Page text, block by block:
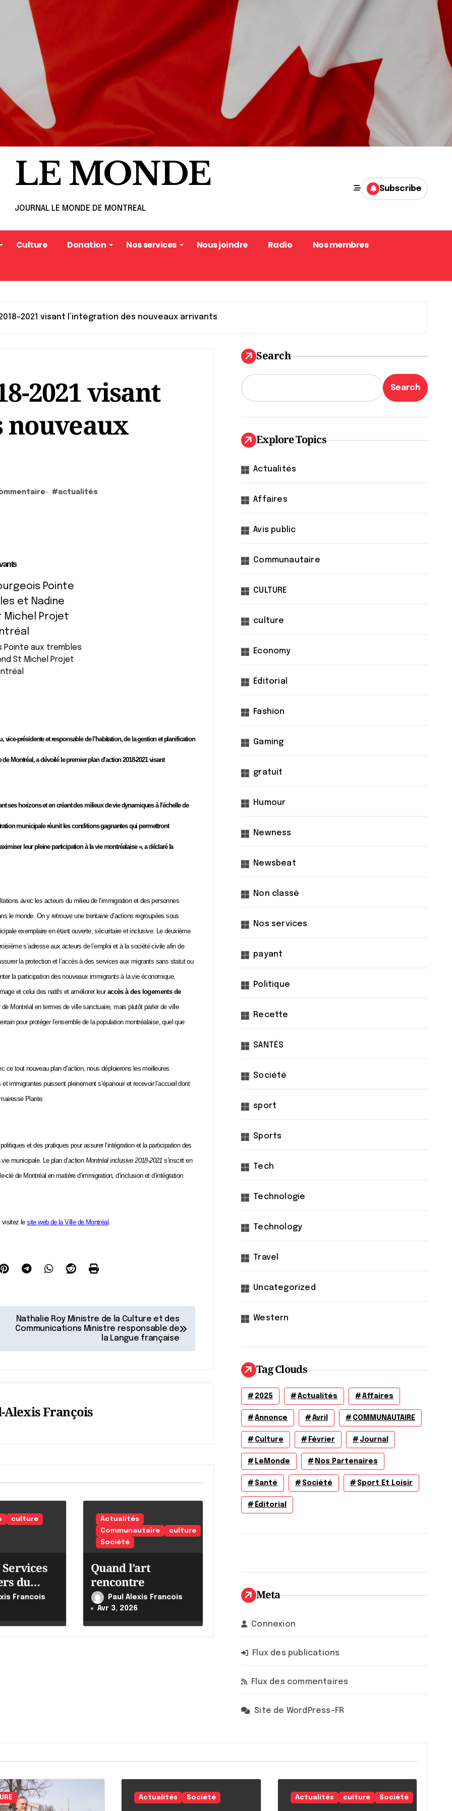
LE MONDE
JOURNAL LE MONDE DE MONTREAL
Subscribe
Culture Donation Nos services Nous joindre Radio
Nos membres
2021 visant l’intégration des nouveaux arrivants
2021 visant
nouveaux
#actualités
Pointe aux trembles
St Michel Projet
présidente et responsable de l’habitation, de la gestion et planification
Montréal, a dévoilé le premier plan d’action 2018-2021 visant
ses horizons et en créant des milieux de vie dynamiques à l’échelle de
municipale réunit les conditions gagnantes qui permettront
leur pleine participation à la vie montréalaise », a déclaré la
avec les acteurs du milieu de l’immigration et des personnes
le monde. On y retrouve une trentaine d’actions regroupées sous
exemplaire en étant ouverte, sécuritaire et inclusive. Le deuxième
s’adresse aux acteurs de l’emploi et à la société civile afin de
la protection et l’accès à des services aux migrants sans statut ou
la participation des nouveaux immigrants à la vie économique,
et celui des natifs et améliorer leuraccès à des logements de
Montréal en termes de ville sanctuaire, mais plutôt parler de ville
pour protéger l’ensemble de la population montréalaise, quel que
ce tout nouveau plan d’action, nous déploierons les meilleures
immigrantes puissent pleinement s’épanouir et recevoir l’accueil dont
Plante.
et des pratiques pour assurer l’intégration et la participation des
municipale. Le plan d’action Montréal inclusive 2018-2021 s’inscrit en
de Montréal en matière d’immigration, d’inclusion et d’intégration
visitez lesite web de la Ville de Montréal.
Nathalie Roy Ministre de la Culture et des
Communications Ministre responsable de
la Langue française
Alexis François
culture
Services
du
Francois
Actualités
Communautaire
culture
Société
Quand l’art
rencontre
Paul Alexis Francois
Avr 3, 2026
Search
Search
Explore Topics
Actualités
Affaires
Avis public
Communautaire
CULTURE
culture
Economy
Éditorial
Fashion
Gaming
gratuit
Humour
Newness
Newsbeat
Non classé
Nos services
payant
Politique
Recette
SANTÉS
Société
sport
Sports
Tech
Technologie
Technology
Travel
Uncategorized
Western
Tag Clouds
2025 Actualités Affaires
Annonce Avril COMMUNAUTAIRE
Culture Février Journal
LeMonde Nos Partenaires
Santé Société Sport Et Loisir
Éditorial
Meta
Connexion
Flux des publications
Flux des commentaires
Site de WordPress-FR
Actualités Société Actualités culture Société